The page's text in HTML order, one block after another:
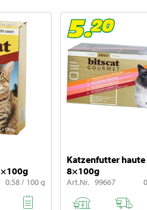
0.58 / 100 g
Katzenfutter haute
8×100g
Art.Nr. 99667